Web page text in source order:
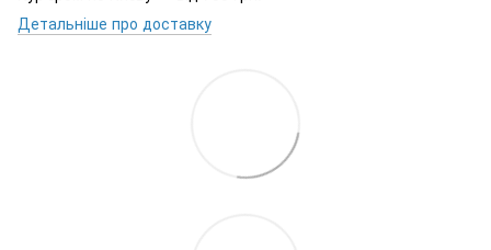
Детальніше про доставку